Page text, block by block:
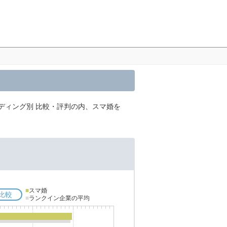
ィング別 比較・評判の内、スマ婚を
較 ■スマ婚
■ランクイン企業の平均